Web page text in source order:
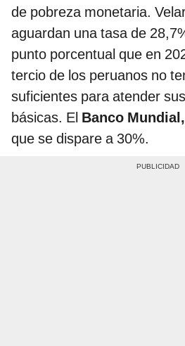
de pobreza monetaria.
aguardan una tasa de
punto porcentual que en
tercio de los peruanos no
suficientes para atender
básicas. El Banco Mundial,
que se dispare a 30%.